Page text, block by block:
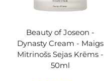
Beauty of Joseon -
Dynasty Cream - Maigs
Mitrinošs Sejas Krēms -
50ml